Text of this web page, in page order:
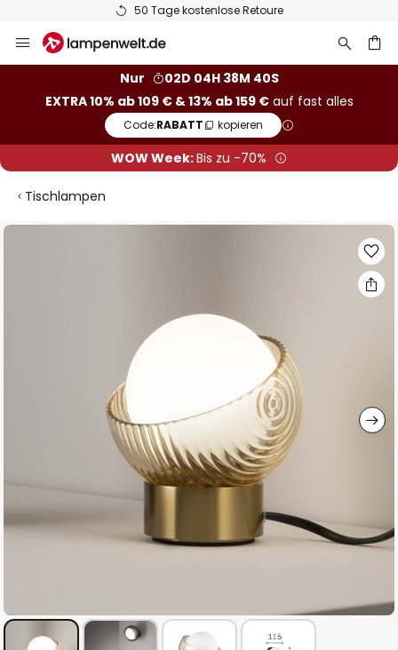
50 Tage kostenlose Retoure
Inhalt
Nur
02D 04H 38M 39S
EXTRA 10% ab 109 € & 13% ab 159 €auf fast alles
Code:RABATT kopieren
WOW Week:Bis zu -70%
Tischlampen
Zum